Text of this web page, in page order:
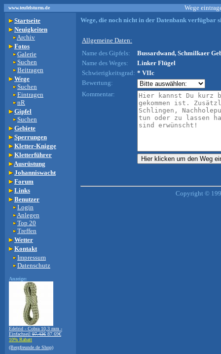
www.teufelsturm.de
Wege
Startseite
Neuigkeiten
Archiv
Fotos
Galerie
Suchen
Beitragen
Wege
Suchen
Eintragen
nR
Gipfel
Suchen
Gebiete
Sperrungen
Kletter-Knigge
Kletterführer
Ausrüstung
Johanniswacht
Forum
Links
Benutzer
Login
Anlegen
Top 20
Treffen
Wetter
Kontakt
Impressum
Datenschutz
Anzeige:
Edelrid - Cobra 10,3 mm -
Einfachseil 97.43€ 87.69€
10% Rabatt
(Bergfreunde.de Shop)
Wege, die noch nicht in der Datenbank verfügbar
Allgemeine Daten:
Name des Gipfels:
Bussardwand, Schmilkaer
Name des Weges:
Linker Flügel
Schwierigkeitsgrad: * VIIc
Bewertung:
Kommentar:
Copyright ©